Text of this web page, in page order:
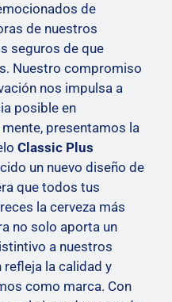
de
de nuestros
seguros de que
Nuestro compromiso
nos impulsa a
posible en
presentamos la
Classic Plus
un nuevo diseño de
que todos tus
la cerveza más
no solo aporta un
a nuestros
la calidad y
como marca. Con